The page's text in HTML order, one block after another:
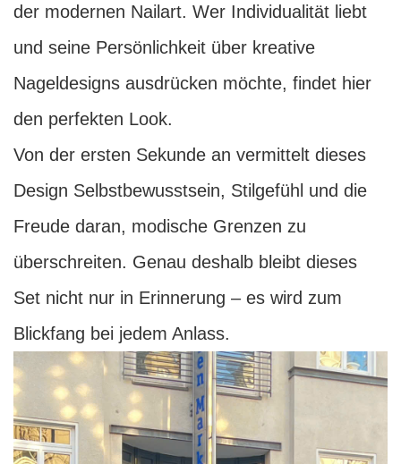
der modernen Nailart. Wer Individualität liebt
und seine Persönlichkeit über kreative
Nageldesigns ausdrücken möchte, findet hier
den perfekten Look.
Von der ersten Sekunde an vermittelt dieses
Design Selbstbewusstsein, Stilgefühl und die
Freude daran, modische Grenzen zu
überschreiten. Genau deshalb bleibt dieses
Set nicht nur in Erinnerung – es wird zum
Blickfang bei jedem Anlass.